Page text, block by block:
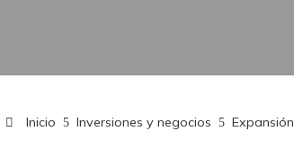
Inicio Inversiones y negocios